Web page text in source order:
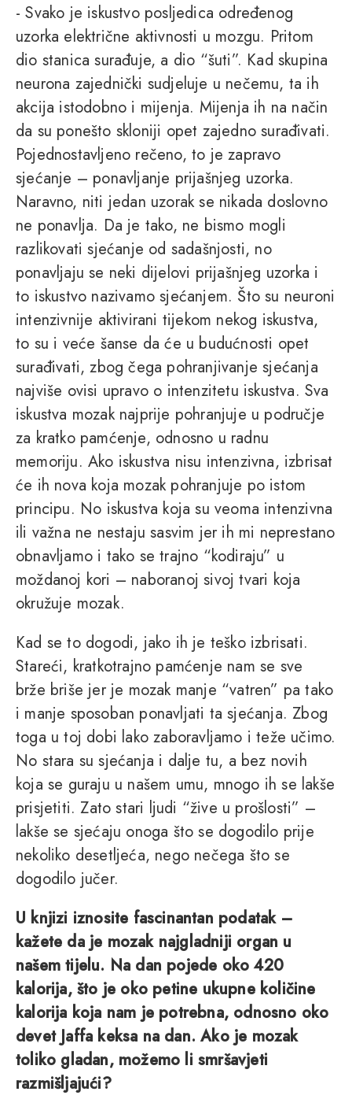
- Svako je iskustvo posljedica određenog
uzorka električne aktivnosti u mozgu. Pritom
dio stanica surađuje, a dio “šuti”. Kad skupina
neurona zajednički sudjeluje u nečemu, ta ih
akcija istodobno i mijenja. Mijenja ih na način
da su ponešto skloniji opet zajedno surađivati.
Pojednostavljeno rečeno, to je zapravo
sjećanje – ponavljanje prijašnjeg uzorka.
Naravno, niti jedan uzorak se nikada doslovno
ne ponavlja. Da je tako, ne bismo mogli
razlikovati sjećanje od sadašnjosti, no
ponavljaju se neki dijelovi prijašnjeg uzorka i
to iskustvo nazivamo sjećanjem. Što su neuroni
intenzivnije aktivirani tijekom nekog iskustva,
to su i veće šanse da će u budućnosti opet
surađivati, zbog čega pohranjivanje sjećanja
najviše ovisi upravo o intenzitetu iskustva. Sva
iskustva mozak najprije pohranjuje u područje
za kratko pamćenje, odnosno u radnu
memoriju. Ako iskustva nisu intenzivna, izbrisat
će ih nova koja mozak pohranjuje po istom
principu. No iskustva koja su veoma intenzivna
ili važna ne nestaju sasvim jer ih mi neprestano
obnavljamo i tako se trajno “kodiraju” u
moždanoj kori – naboranoj sivoj tvari koja
okružuje mozak.
Kad se to dogodi, jako ih je teško izbrisati.
Stareći, kratkotrajno pamćenje nam se sve
brže briše jer je mozak manje “vatren” pa tako
i manje sposoban ponavljati ta sjećanja. Zbog
toga u toj dobi lako zaboravljamo i teže učimo.
No stara su sjećanja i dalje tu, a bez novih
koja se guraju u našem umu, mnogo ih se lakše
prisjetiti. Zato stari ljudi “žive u prošlosti” –
lakše se sjećaju onoga što se dogodilo prije
nekoliko desetljeća, nego nečega što se
dogodilo jučer.
U knjizi iznosite fascinantan podatak –
kažete da je mozak najgladniji organ u
našem tijelu. Na dan pojede oko 420
kalorija, što je oko petine ukupne količine
kalorija koja nam je potrebna, odnosno oko
devet Jaffa keksa na dan. Ako je mozak
toliko gladan, možemo li smršavjeti
razmišljajući?